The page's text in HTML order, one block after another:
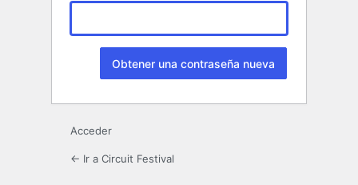
Acceder
← Ir a Circuit Festival